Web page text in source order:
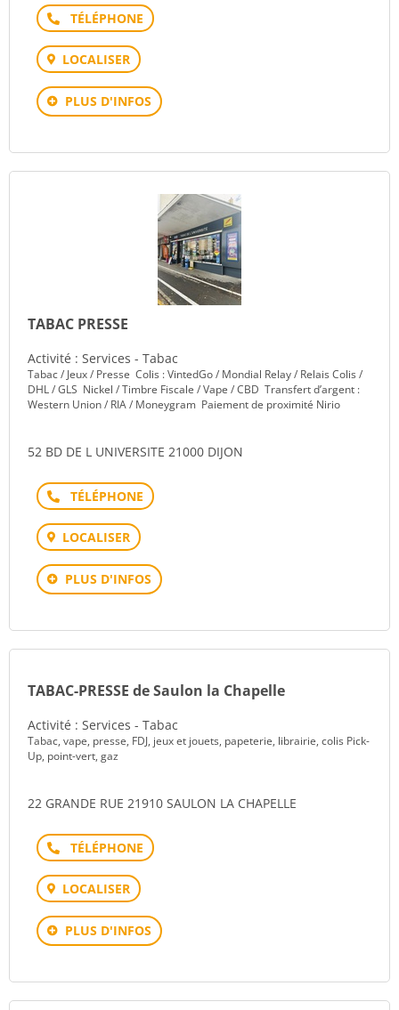
Téléphone
LOCALISER
PLUS D'INFOS
TABAC PRESSE
Activité : Services - Tabac
Tabac / Jeux / Presse Colis : VintedGo / Mondial Relay / Relais Colis /
DHL / GLS Nickel / Timbre Fiscale / Vape / CBD Transfert d’argent :
Western Union / RIA / Moneygram Paiement de proximité Nirio
52 BD DE L UNIVERSITE 21000 DIJON
Téléphone
LOCALISER
PLUS D'INFOS
TABAC-PRESSE de Saulon la Chapelle
Activité : Services - Tabac
Tabac, vape, presse, FDJ, jeux et jouets, papeterie, librairie, colis Pick-
Up, point-vert, gaz
22 GRANDE RUE 21910 SAULON LA CHAPELLE
Téléphone
LOCALISER
PLUS D'INFOS